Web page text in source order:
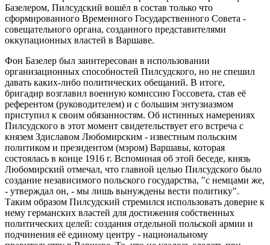
Базелером, Пилсудский вошёл в состав только что
сформированного Временного Государственного Совета -
совещательного органа, созданного представителями
оккупационных властей в Варшаве.
Фон Базелер был заинтересован в использовании
организационных способностей Пилсудского, но не спешил
давать каких-либо политических обещаний. В итоге,
бригадир возглавил военную комиссию Госсовета, став её
референтом (руководителем) и с большим энтузиазмом
приступил к своим обязанностям. Об истинных намерениях
Пилсудского в этот момент свидетельствует его встреча с
князем Здиславом Любомирским - известным польским
политиком и президентом (мэром) Варшавы, которая
состоялась в конце 1916 г. Вспоминая об этой беседе, князь
Любомирский отмечал, что главной целью Пилсудского было
создание независимого польского государства, "с немцами же,
- утверждал он, - мы лишь вынуждены вести политику".
Таким образом Пилсудский стремился использовать доверие к
нему германских властей для достижения собственных
политических целей: создания отдельной польской армии и
подчинения её единому центру - национальному